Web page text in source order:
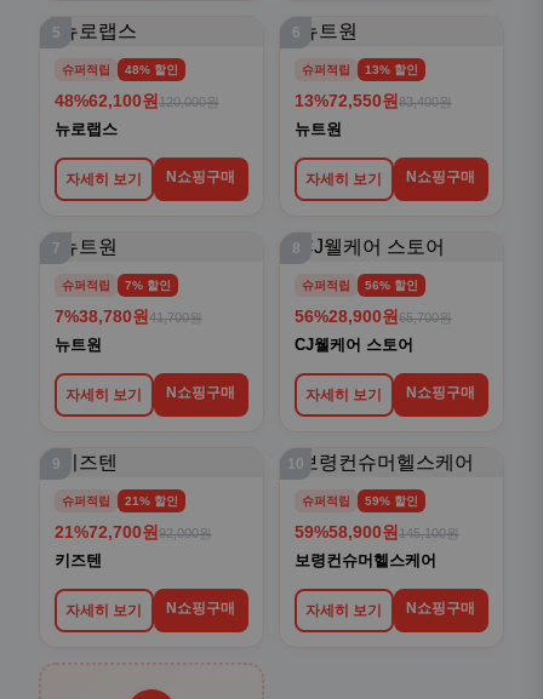
5
슈퍼적립 48% 할인
48%62,100원 120,000원
뉴로랩스
자세히 보기 N쇼핑구매
6
슈퍼적립 13% 할인
13%72,550원 83,400원
뉴트원
자세히 보기 N쇼핑구매
7
슈퍼적립 7% 할인
7%38,780원 41,700원
뉴트원
자세히 보기 N쇼핑구매
8
슈퍼적립 56% 할인
56%28,900원 65,700원
CJ웰케어 스토어
자세히 보기 N쇼핑구매
9
슈퍼적립 21% 할인
21%72,700원 92,000원
키즈텐
자세히 보기 N쇼핑구매
10
슈퍼적립 59% 할인
59%58,900원 145,100원
보령컨슈머헬스케어
자세히 보기 N쇼핑구매